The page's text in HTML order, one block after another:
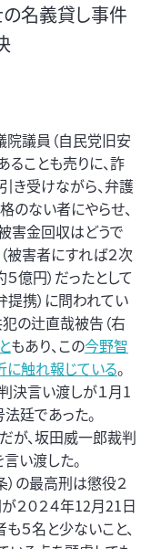
名義貸し事件
院議員（自民党旧安
ることも売りに、詐
き受けながら、弁護
のない者にやらせ、
害金回収はどうで
被害者にすれば２次
億円）だったとして
携）に問われてい
犯の辻直哉被告（右
もあり、この今野智
に触れ報じている。
決言い渡しが１月1
廷であった。
が、坂田威一郎裁判
い渡した。
の最高刑は懲役２
２０２４年12月21日
５名と少ないこと、